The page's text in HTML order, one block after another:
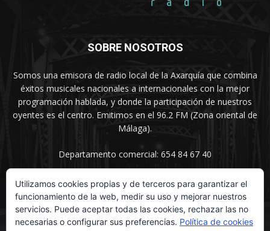
SOBRE NOSOTROS
Somos una emisora de radio local de la Axarquía que combina
éxitos musicales nacionales a internacionales con la mejor
programación hablada, y donde la participación de nuestros
oyentes es el centro. Emitimos en el 96.2 FM (Zona oriental de
Málaga).
Departamento comercial: 654 84 67 40
SÍGUENOS
Utilizamos cookies propias y de terceros para garantizar el
funcionamiento de la web, medir su uso y mejorar nuestros
servicios. Puede aceptar todas las cookies, rechazar las no
necesarias o configurar sus preferencias. Política de cookies